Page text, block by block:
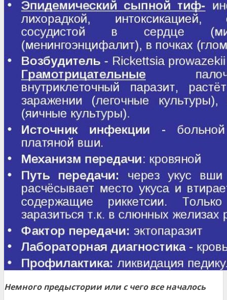
Немного предыстории или с чего все началось